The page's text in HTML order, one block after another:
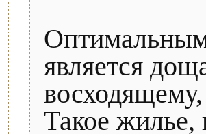
Оптимальным
является
Такое жилье,